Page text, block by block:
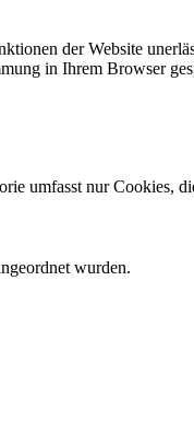
der Website
in Ihrem Browser
umfasst nur Cookies,
wurden.